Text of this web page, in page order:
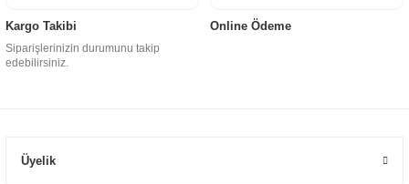
Kargo Takibi
Siparişlerinizin durumunu takip
edebilirsiniz.
Online Ödeme
Üyelik